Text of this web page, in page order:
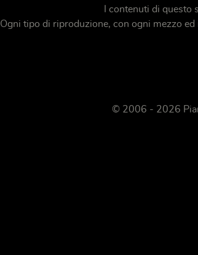
I contenuti di questo
Ogni tipo di riproduzione, con ogni mezzo
© 2006 - 2026